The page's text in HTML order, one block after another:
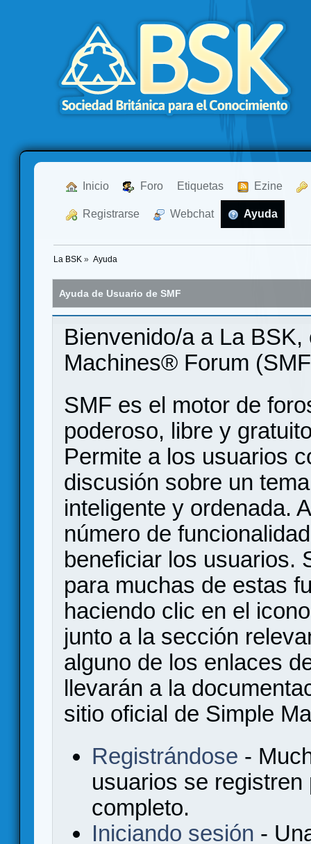
Inicio Foro Etiquetas Ezine
Registrarse Webchat Ayuda
La BSK » Ayuda
Ayuda de Usuario de SMF
Bienvenido/a a La
Machines® Forum
SMF es el motor de
poderoso, libre y
Permite a los usuarios
discusión sobre un
inteligente y ordenada.
número de
beneficiar los usuarios.
para muchas de estas
haciendo clic en el
junto a la sección
alguno de los enlaces
llevarán a la
sitio oficial de Simple
Registrándose -
usuarios se
completo.
Iniciando sesión -